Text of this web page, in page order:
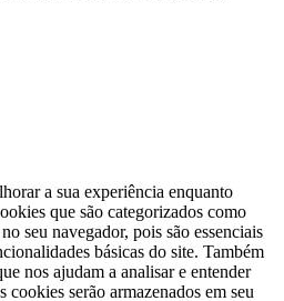
a sua experiência enquanto
que são categorizados como
seu navegador, pois são essenciais
básicas do site. Também
nos ajudam a analisar e entender
cookies serão armazenados em seu